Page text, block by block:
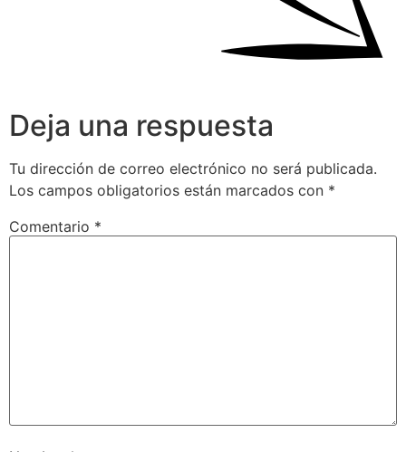
Deja una respuesta
Tu dirección de correo electrónico no será publicada.
Los campos obligatorios están marcados con *
Comentario *